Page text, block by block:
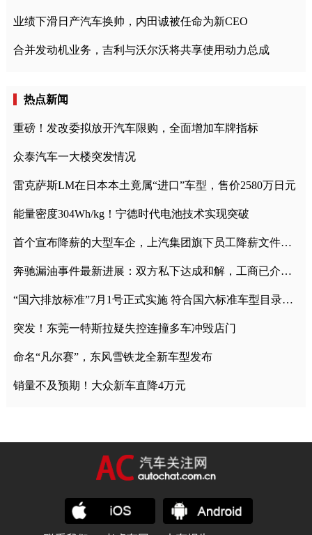
业绩下滑日产汽车换帅，内田诚被任命为新CEO
合并发动机业务，吉利与沃尔沃将共享使用动力总成
热点新闻
重磅！发改委拟放开汽车限购，全面增加车牌指标
众泰汽车一大楼突发情况
雷克萨斯LM在日本本土竟属“进口”车型，售价2580万日元
能量密度304Wh/kg！宁德时代电池技术实现突破
首个宣布降薪的大型车企，上汽集团旗下员工降薪文件曝光
奔驰漏油事件最新进展：双方私下达成和解，工商已介入调查
“国六排放标准”7月1号正式实施 符合国六标准车型目录一览
突发！东莞一特斯拉疑失控连撞多车冲毁店门
命名“凡尔赛”，东风雪铁龙全新车型发布
销量不及预期！大众新车直降4万元